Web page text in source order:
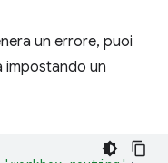
un errore, puoi
impostando un